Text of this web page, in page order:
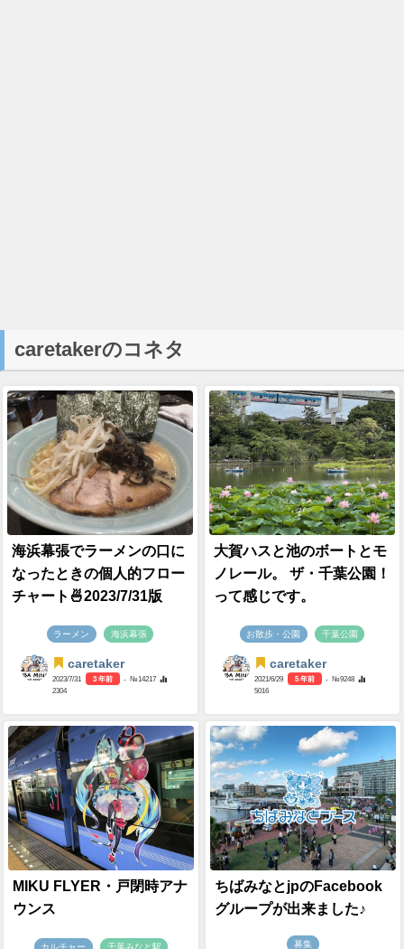
caretakerのコネタ
海浜幕張でラーメンの口に
なったときの個人的フロー
チャート🍜2023/7/31版
ラーメン 海浜幕張
caretaker
2023/7/31 3 年前
- №14217
2304
大賀ハスと池のボートとモ
ノレール。 ザ・千葉公園！
って感じです。
お散歩・公園 千葉公園
caretaker
2021/6/29 5 年前
- №9248
5016
MIKU FLYER・戸閉時アナ
ウンス
ちばみなとjpのFacebook
グループが出来ました♪
募集